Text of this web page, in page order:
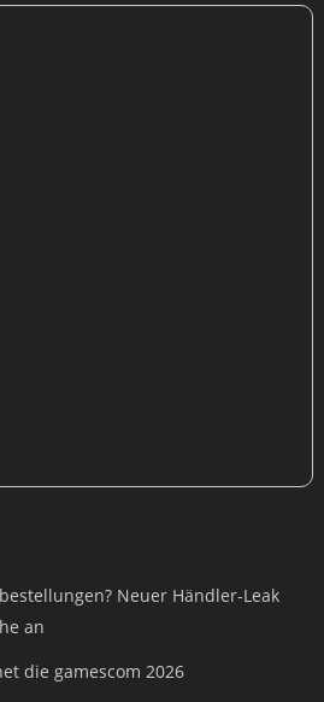
Neuer Händler-Leak
an
die gamescom 2026